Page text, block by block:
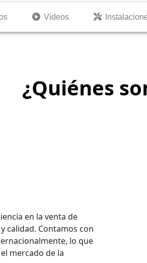
Videos
Videos
¿Quiénes
en la venta de
calidad. Contamos con
lo que
mercado de la